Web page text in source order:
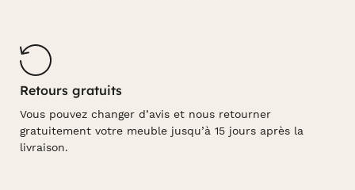
Retours gratuits
Vous pouvez changer d’avis et nous retourner
gratuitement votre meuble jusqu’à 15 jours après la
livraison.